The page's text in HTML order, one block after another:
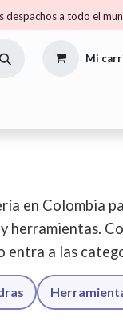
despachos a todo el
Mi
en Colombia
herramientas.
a las